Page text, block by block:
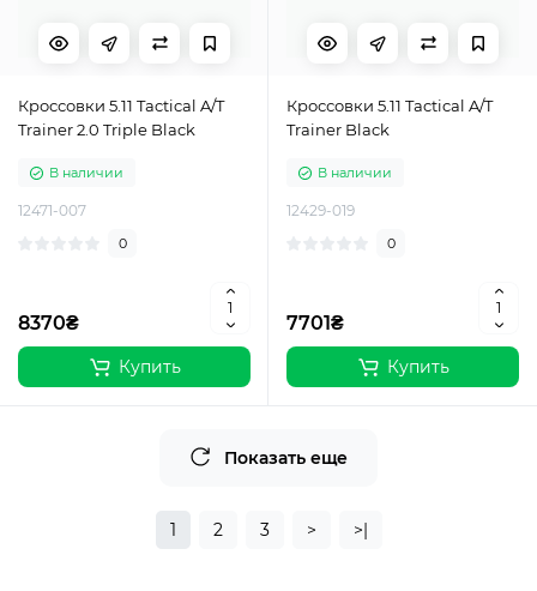
Кроссовки 5.11 Tactical A/T
Trainer 2.0 Triple Black
В наличии
12471-007
0
8370₴
Купить
Кроссовки 5.11 Tactical A/T
Trainer Black
В наличии
12429-019
0
7701₴
Купить
Показать еще
1 2 3 > >|